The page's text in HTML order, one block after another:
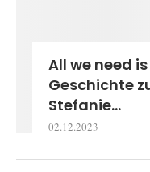
All we need
Geschichte
Stefanie...
02.12.2023